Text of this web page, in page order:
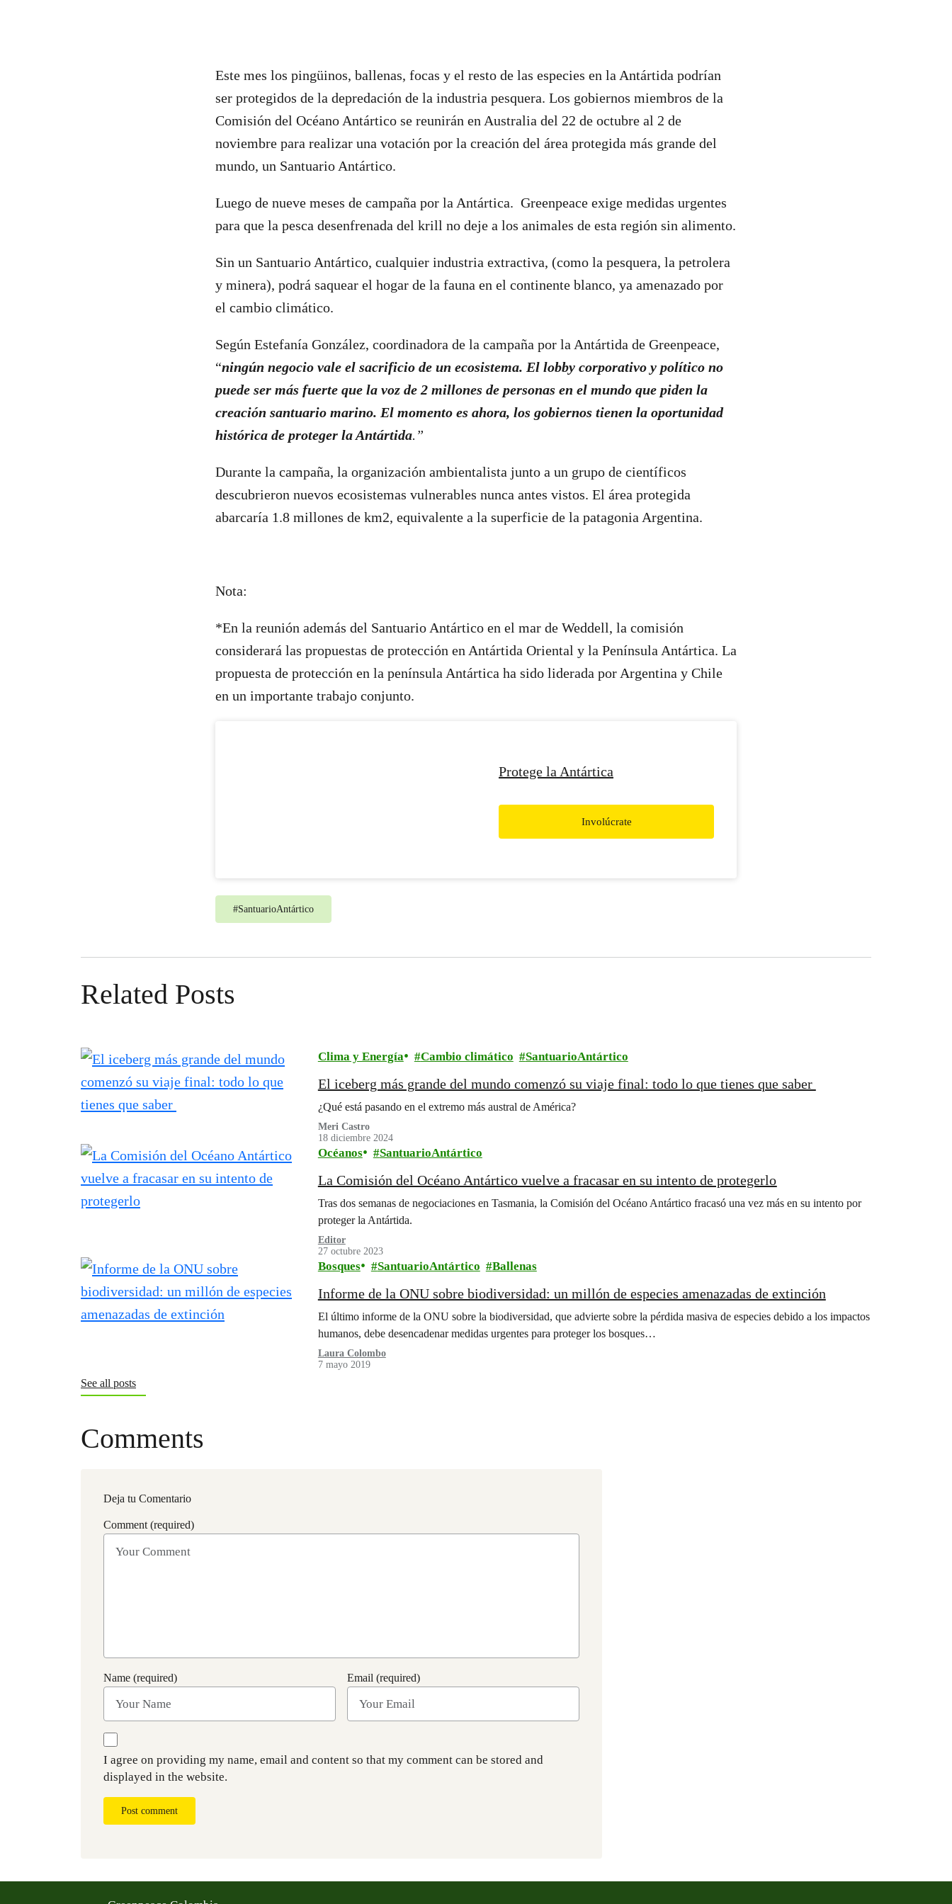
Este mes los pingüinos, ballenas, focas y el resto de las especies en la Antártida podrían
ser protegidos de la depredación de la industria pesquera. Los gobiernos miembros de la
Comisión del Océano Antártico se reunirán en Australia del 22 de octubre al 2 de
noviembre para realizar una votación por la creación del área protegida más grande del
mundo, un Santuario Antártico.
Luego de nueve meses de campaña por la Antártica. Greenpeace exige medidas urgentes
para que la pesca desenfrenada del krill no deje a los animales de esta región sin alimento.
Sin un Santuario Antártico, cualquier industria extractiva, (como la pesquera, la petrolera
y minera), podrá saquear el hogar de la fauna en el continente blanco, ya amenazado por
el cambio climático.
Según Estefanía González, coordinadora de la campaña por la Antártida de Greenpeace,
“ningún negocio vale el sacrificio de un ecosistema. El lobby corporativo y político no
puede ser más fuerte que la voz de 2 millones de personas en el mundo que piden la
creación santuario marino. El momento es ahora, los gobiernos tienen la oportunidad
histórica de proteger la Antártida.”
Durante la campaña, la organización ambientalista junto a un grupo de científicos
descubrieron nuevos ecosistemas vulnerables nunca antes vistos. El área protegida
abarcaría 1.8 millones de km2, equivalente a la superficie de la patagonia Argentina.
Nota:
*En la reunión además del Santuario Antártico en el mar de Weddell, la comisión
considerará las propuestas de protección en Antártida Oriental y la Península Antártica. La
propuesta de protección en la península Antártica ha sido liderada por Argentina y Chile
en un importante trabajo conjunto.
Protege la Antártica
Involúcrate
#SantuarioAntártico
Related Posts
Clima y Energía Cambio climático SantuarioAntártico
El iceberg más grande del mundo comenzó su viaje final: todo lo que tienes que saber
¿Qué está pasando en el extremo más austral de América?
Meri Castro
18 diciembre 2024
Océanos SantuarioAntártico
La Comisión del Océano Antártico vuelve a fracasar en su intento de protegerlo
Tras dos semanas de negociaciones en Tasmania, la Comisión del Océano Antártico fracasó una vez más en su intento por
proteger la Antártida.
Editor
27 octubre 2023
Bosques SantuarioAntártico Ballenas
Informe de la ONU sobre biodiversidad: un millón de especies amenazadas de extinción
El último informe de la ONU sobre la biodiversidad, que advierte sobre la pérdida masiva de especies debido a los impactos
humanos, debe desencadenar medidas urgentes para proteger los bosques…
Laura Colombo
7 mayo 2019
See all posts
Comments
Deja tu Comentario
Comment (required)
Name (required) Email (required)
I agree on providing my name, email and content so that my comment can be stored and
displayed in the website.
Post comment